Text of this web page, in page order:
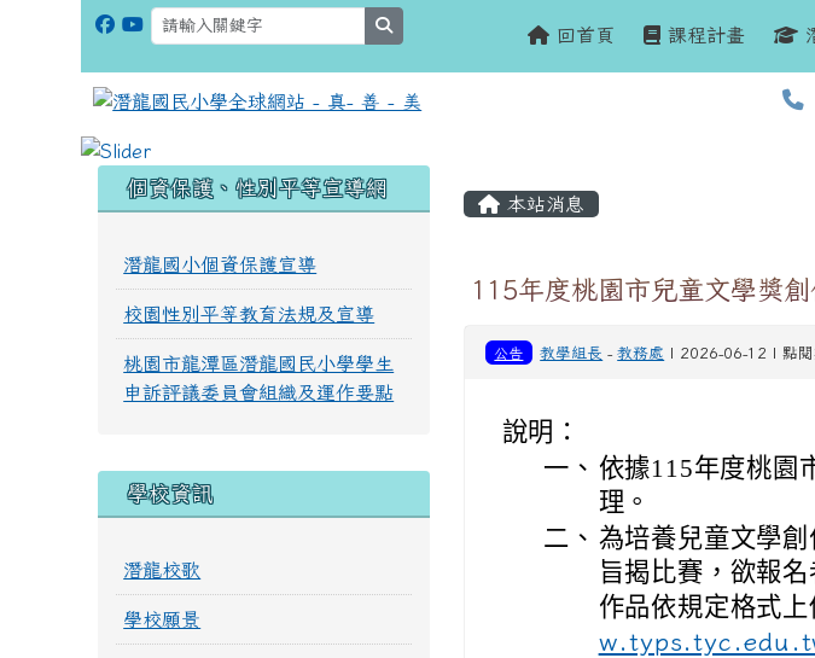
回首頁 課程計畫
本站消息
115年度桃園市兒童文學獎
公告 教學組長 -教務處 | 2026-06-12 | 點
說明：
一、 依據115年度桃園
理。
二、 為培養兒童文學
旨揭比賽，欲報
作品依規定格式
個資保護、性別平等宣導網
潛龍國小個資保護宣導
校園性別平等教育法規及宣導
桃園市龍潭區潛龍國民小學學生
申訴評議委員會組織及運作要點
學校資訊
潛龍校歌
學校願景